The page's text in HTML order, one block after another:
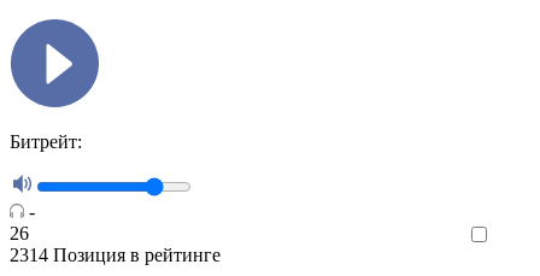
Битрейт:
-
26
2314 Позиция в рейтинге